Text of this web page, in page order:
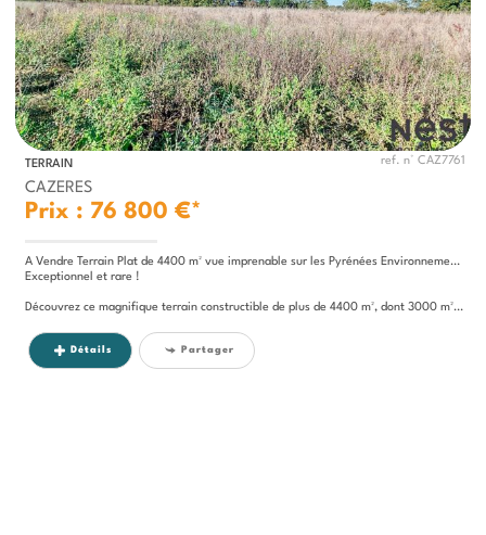
TERRAIN ref. n° CAZ7761
CAZERES
Prix : 76 800 €*
A Vendre Terrain Plat de 4400 m² vue imprenable sur les Pyrénées Environnement Campagne Secteur Cazeres
Exceptionnel et rare !
Découvrez ce magnifique terrain constructible de plus de 4400 m², dont 3000 m² en zone...
Détails Partager